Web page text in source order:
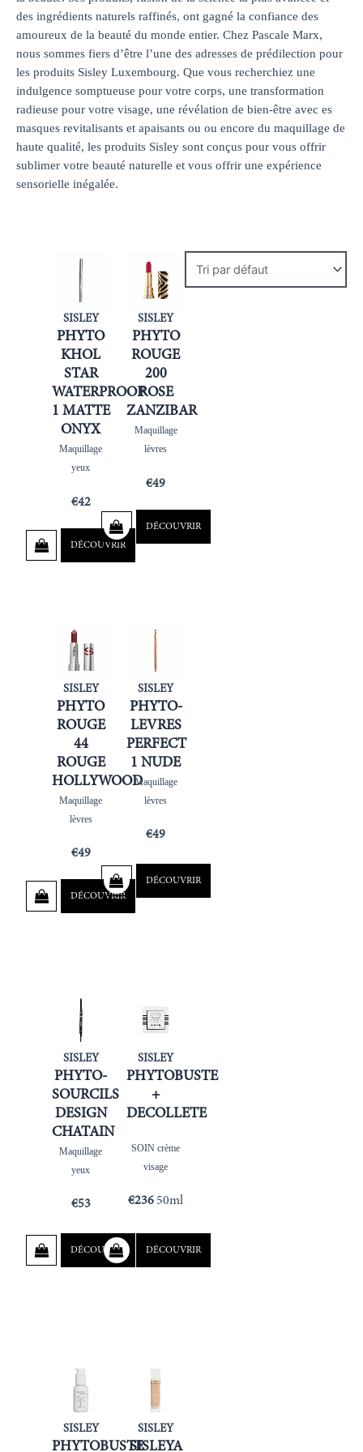
des ingrédients naturels raffinés, ont gagné la confiance des
amoureux de la beauté du monde entier. Chez Pascale Marx,
nous sommes fiers d’être l’une des adresses de prédilection pour
les produits Sisley Luxembourg. Que vous recherchiez une
indulgence somptueuse pour votre corps, une transformation
radieuse pour votre visage, une révélation de bien-être avec es
masques revitalisants et apaisants ou ou encore du maquillage de
haute qualité, les produits Sisley sont conçus pour vous offrir
sublimer votre beauté naturelle et vous offrir une expérience
sensorielle inégalée.
SISLEY
PHYTO
KHOL
STAR
WATERPROOF
1 MATTE
ONYX
Maquillage
yeux
€42
DÉCOUVRIR
SISLEY
PHYTO
ROUGE
200
ROSE
ZANZIBAR
Maquillage
lèvres
€49
DÉCOUVRIR
SISLEY
PHYTO
ROUGE
44
ROUGE
HOLLYWOOD
Maquillage
lèvres
€49
DÉCOUVRIR
SISLEY
PHYTO-
LEVRES
PERFECT
1 NUDE
Maquillage
lèvres
€49
DÉCOUVRIR
SISLEY
PHYTO-
SOURCILS
DESIGN
CHATAIN
Maquillage
yeux
€53
DÉCOUVRIR
SISLEY
PHYTOBUSTE
+
DECOLLETE
SOIN crème
visage
€236 50ml
DÉCOUVRIR
SISLEY
PHYTOBUSTE
SISLEY
SISLEYA